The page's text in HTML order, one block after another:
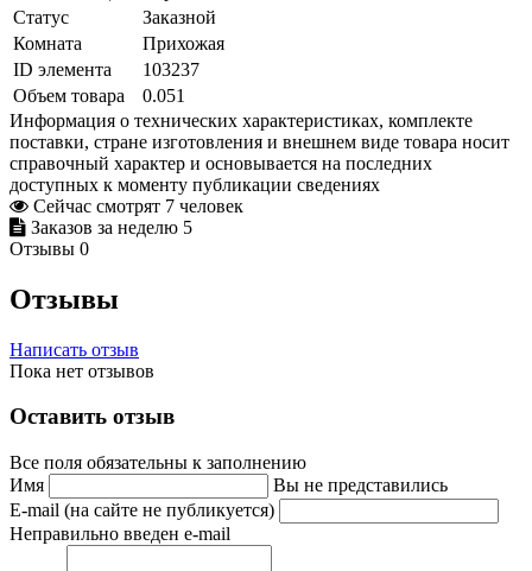
Статус
Заказной
Комната
Прихожая
ID элемента
103237
Объем товара
0.051
Информация о технических характеристиках, комплекте
поставки, стране изготовления и внешнем виде товара носит
справочный характер и основывается на последних
доступных к моменту публикации сведениях
Сейчас смотрят 7 человек
Заказов за неделю 5
Отзывы 0
Отзывы
Написать отзыв
Пока нет отзывов
Оставить отзыв
Все поля обязательны к заполнению
Имя
Вы не представились
E-mail (на сайте не публикуется)
Неправильно введен e-mail